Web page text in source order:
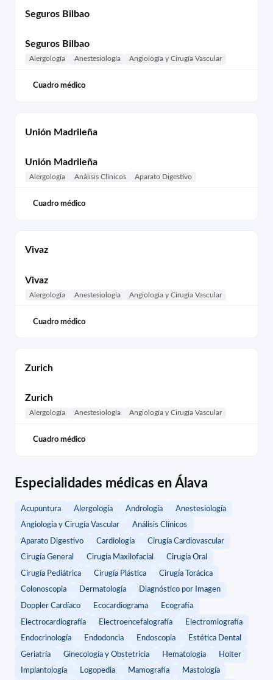
Seguros Bilbao
Seguros Bilbao
Alergología Anestesiología Angiología y Cirugía Vascular
Cuadro médico
Unión Madrileña
Unión Madrileña
Alergología Análisis Clínicos Aparato Digestivo
Cuadro médico
Vivaz
Vivaz
Alergología Anestesiología Angiología y Cirugía Vascular
Cuadro médico
Zurich
Zurich
Alergología Anestesiología Angiología y Cirugía Vascular
Cuadro médico
Especialidades médicas en Álava
Acupuntura Alergología Andrología Anestesiología
Angiología y Cirugía Vascular Análisis Clínicos
Aparato Digestivo Cardiología Cirugía Cardiovascular
Cirugía General Cirugía Maxilofacial Cirugía Oral
Cirugía Pediátrica Cirugía Plástica Cirugía Torácica
Colonoscopia Dermatología Diagnóstico por Imagen
Doppler Cardíaco Ecocardiograma Ecografía
Electrocardiografía Electroencefalografía Electromiografía
Endocrinología Endodoncia Endoscopia Estética Dental
Geriatría Ginecología y Obstetricia Hematología Holter
Implantología Logopedia Mamografía Mastología